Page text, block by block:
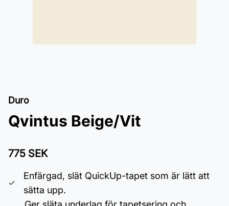
Duro
Qvintus Beige/Vit
775 SEK
Enfärgad, slät QuickUp-tapet som är lätt att
sätta upp.